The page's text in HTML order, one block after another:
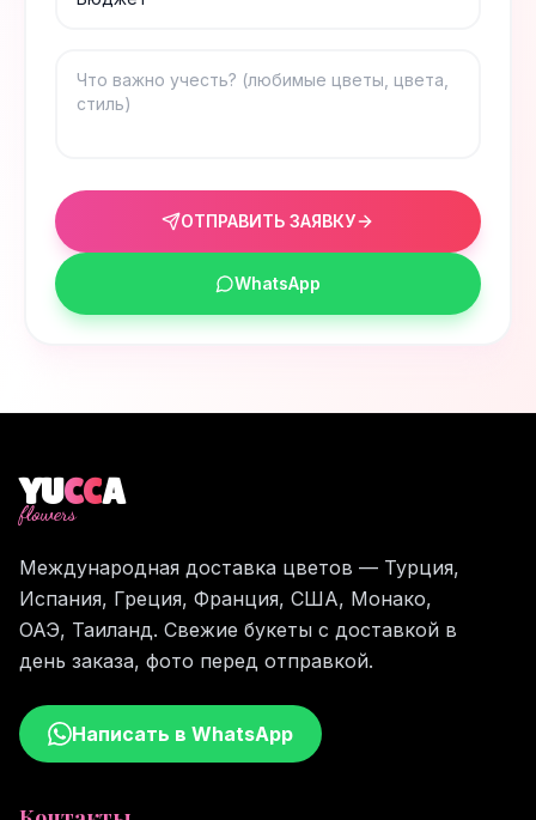
ОТПРАВИТЬ ЗАЯВКУ
WhatsApp
YUCCA
flowers
Международная доставка цветов — Турция,
Испания, Греция, Франция, США, Монако,
ОАЭ, Таиланд. Свежие букеты с доставкой в
день заказа, фото перед отправкой.
Написать в WhatsApp